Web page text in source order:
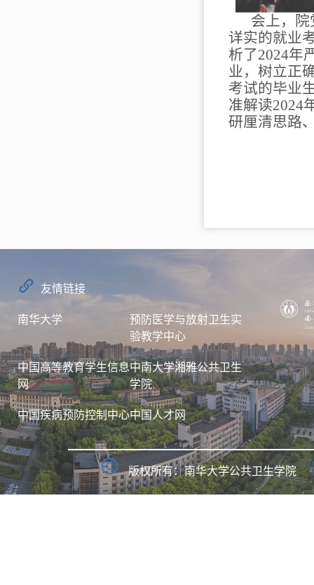
会上， 院
详实的就业
析了2024年
业，树立正
考试的毕业
准解读2024
研厘清思路
友情链接
南华大学
预防医学与放射卫生实
验教学中心
中国高等教育学生信息
网
中南大学湘雅公共卫生
学院
中国疾病预防控制中心中国人才网
版权所有：南华大学公共卫生学院